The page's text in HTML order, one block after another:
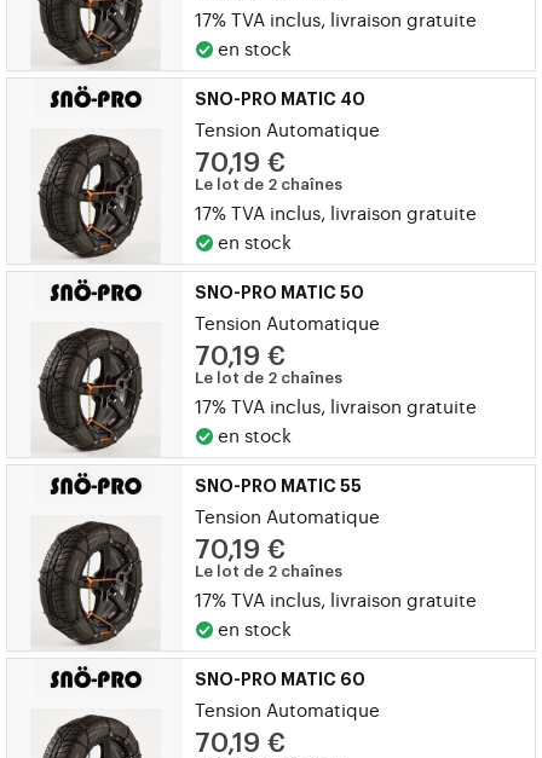
17% TVA inclus, livraison gratuite
en stock
SNO-PRO MATIC 40
Tension Automatique
70,19 €
Le lot de 2 chaînes
17% TVA inclus, livraison gratuite
en stock
SNO-PRO MATIC 50
Tension Automatique
70,19 €
Le lot de 2 chaînes
17% TVA inclus, livraison gratuite
en stock
SNO-PRO MATIC 55
Tension Automatique
70,19 €
Le lot de 2 chaînes
17% TVA inclus, livraison gratuite
en stock
SNO-PRO MATIC 60
Tension Automatique
70,19 €